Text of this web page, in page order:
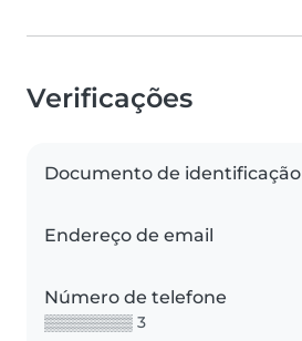
Verificações
Documento de identificação
Endereço de email
Número de telefone
▒▒▒▒▒▒▒▒ 3